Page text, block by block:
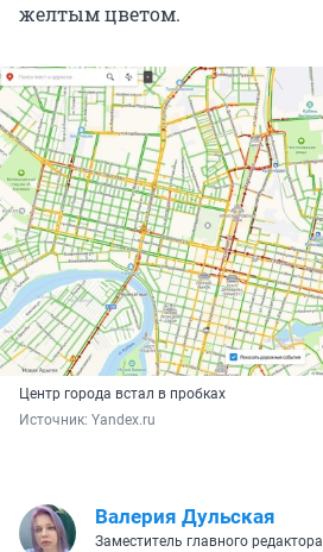
желтым цветом.
Центр города встал в пробках
Источник: Yandex.ru
Валерия Дульская
Заместитель главного редактора